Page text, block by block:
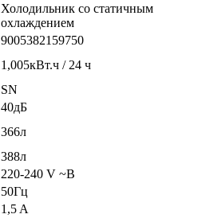
Холодильник со статичным
охлаждением
9005382159750
1,005кВт.ч / 24 ч
SN
40дБ
366л
388л
220-240 V ~В
50Гц
1,5 A